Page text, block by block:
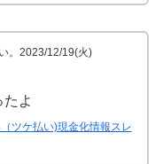
。2023/12/19(火)
よ
ツケ払い)現金化情報スレ